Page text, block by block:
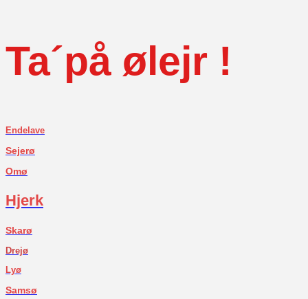
Ta´på ølejr !
Endelave
Sejerø
Omø
Hjerk
Skarø
Drejø
Lyø
Samsø